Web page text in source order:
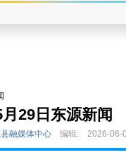
29日东源新闻
融媒体中心 编辑: 2026-06-